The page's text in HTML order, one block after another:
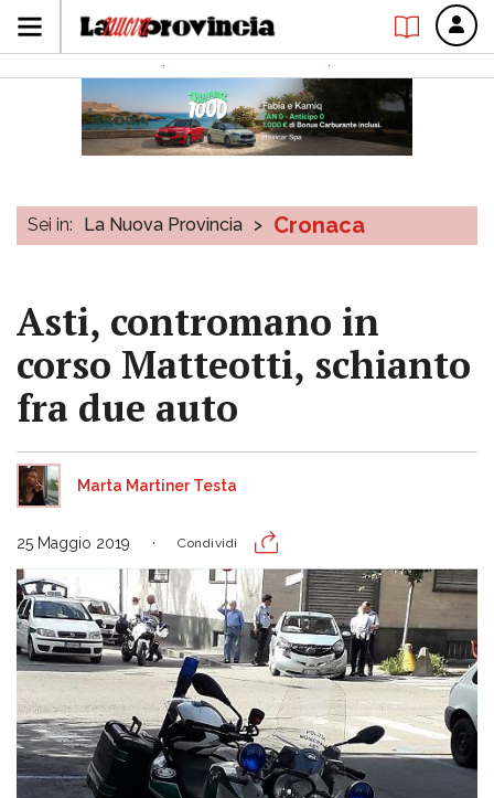
Sei in: La Nuova Provincia > Cronaca
Asti, contromano in
corso Matteotti, schianto
fra due auto
Marta Martiner Testa
25 Maggio 2019 Condividi